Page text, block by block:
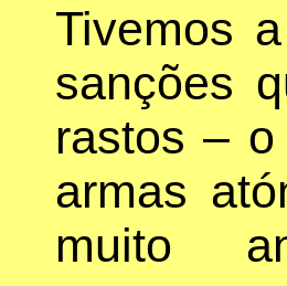
Tivemos
sanções
rastos –
armas
muito